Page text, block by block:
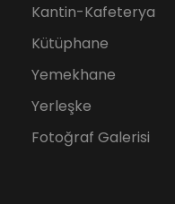
Kantin-Kafeterya
Kütüphane
Yemekhane
Yerleşke
Fotoğraf Galerisi